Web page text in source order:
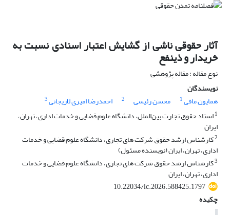
آثار حقوقی ناشی از گشایش اعتبار اسنادی نسبت به
خریدار و ‌ذینفع
نوع مقاله : مقاله پژوهشی
نویسندگان
همایون مافی1 محسن رئیسی 2 احمدرضا امیری لاریجانی3
1استاد حقوق تجارت بین‌الملل، دانشگاه علوم قضایی و خدمات اداری، تهران،
ایران
2کارشناس ارشد حقوق شرکت های تجاری، دانشگاه علوم قضایی و خدمات
اداری، تهران، ایران (نویسنده مسئول)
3کارشناس ارشد حقوق شرکت های تجاری، دانشگاه علوم قضایی و خدمات
اداری، تهران، ایران
10.22034/lc.2026.588425.1797
چکیده